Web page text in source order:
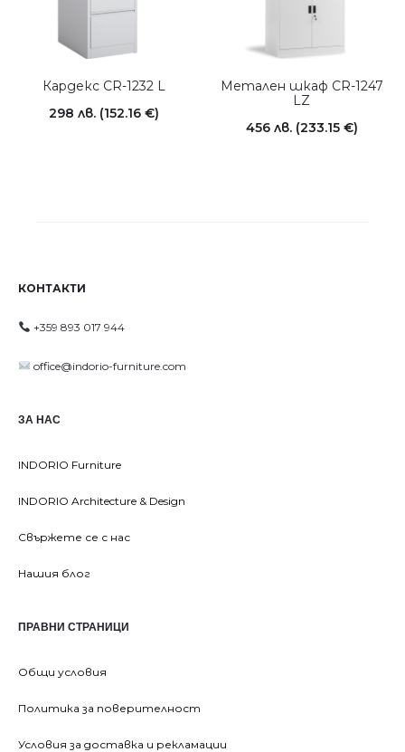
Кардекс CR-1232 L
298 лв. (152.16 €)
Метален шкаф CR-1247
LZ
456 лв. (233.15 €)
КОНТАКТИ
+359 893 017 944
office@indorio-furniture.com
ЗА НАС
INDORIO Furniture
INDORIO Architecture & Design
Свържете се с нас
Нашия блог
ПРАВНИ СТРАНИЦИ
Общи условия
Политика за поверителност
Условия за доставка и рекламации